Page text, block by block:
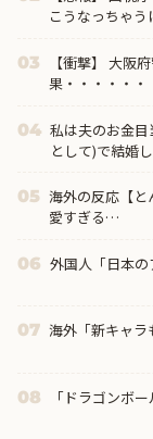
こうなっちゃ
03
【衝撃】 大阪
果・・・・・・
04 私は夫のお金
として)で結婚
05 海外の反応【と
愛すぎる…
06 外国人「日本の
07 海外「新キャ
08 「ドラゴンボ